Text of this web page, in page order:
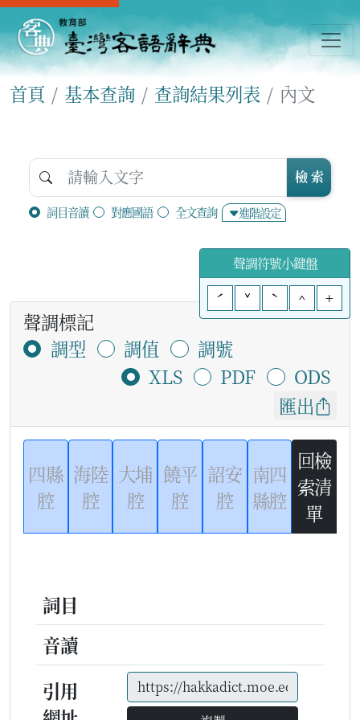
首頁 基本查詢 查詢結果列表 內文
詞目音讀 對應國語 全文查詢 進階設定
檢 索
聲調符號小鍵盤
ˊ
ˇ ˋ ^ +
聲調標記
調型
調值
調號
XLS
PDF
ODS
匯出
四縣
腔
海陸
腔
大埔
腔
饒平
腔
詔安
腔
南四
縣腔
回檢
索清
單
詞目
音讀
引用